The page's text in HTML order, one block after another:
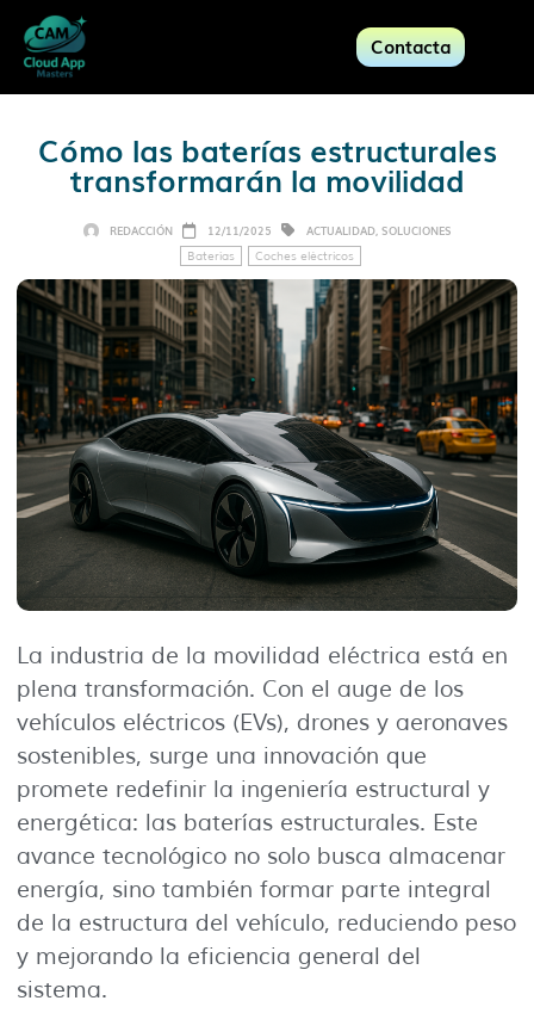
Contacta
Cómo las baterías estructurales
transformarán la movilidad
REDACCIÓN 12/11/2025 ACTUALIDAD, SOLUCIONES
Baterías Coches eléctricos
La industria de la movilidad eléctrica está en
plena transformación. Con el auge de los
vehículos eléctricos (EVs), drones y aeronaves
sostenibles, surge una innovación que
promete redefinir la ingeniería estructural y
energética: las baterías estructurales. Este
avance tecnológico no solo busca almacenar
energía, sino también formar parte integral
de la estructura del vehículo, reduciendo peso
y mejorando la eficiencia general del
sistema.